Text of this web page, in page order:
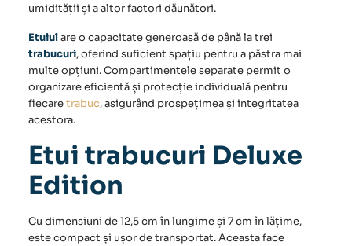
umidității și a altor factori dăunători.
Etuiulare o capacitate generoasă de până la trei
trabucuri, oferind suficient spațiu pentru a păstra mai
multe opțiuni. Compartimentele separate permit o
organizare eficientă și protecție individuală pentru
fiecaretrabuc, asigurând prospețimea și integritatea
acestora.
Etui trabucuri Deluxe
Edition
Cu dimensiuni de 12,5 cm în lungime și 7 cm în lățime,
este compact și ușor de transportat. Aceasta face